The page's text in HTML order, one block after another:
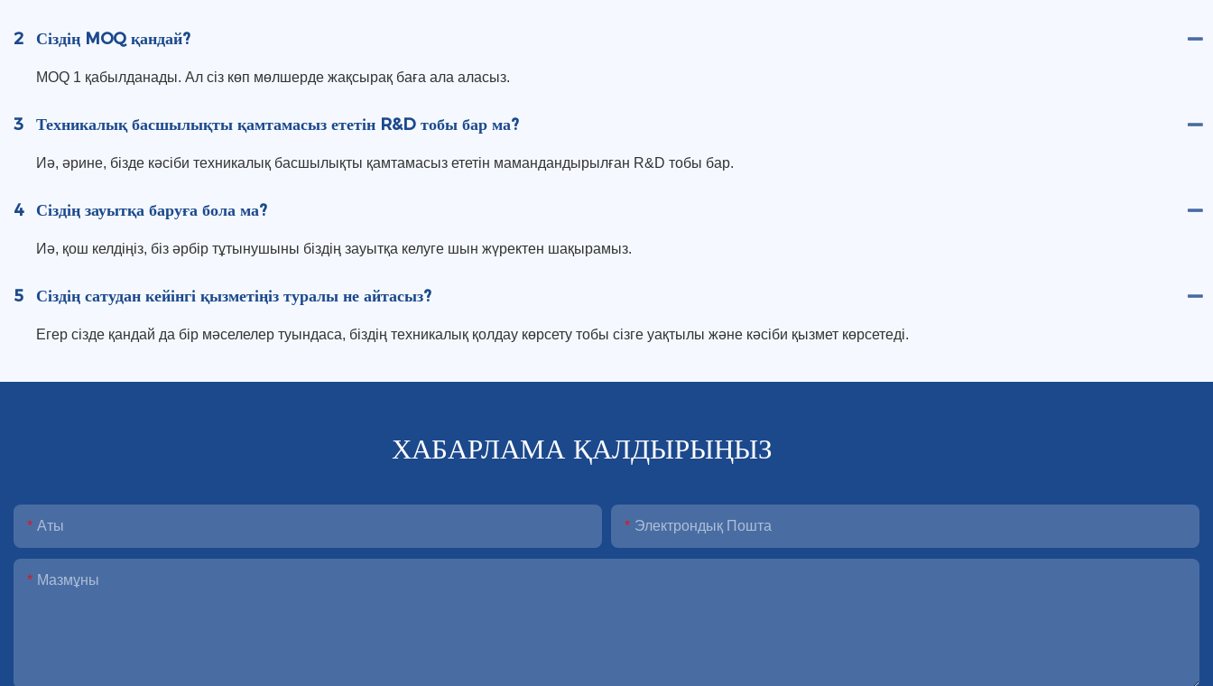
2 Сіздің MOQ қандай?
MOQ 1 қабылданады. Ал сіз көп мөлшерде жақсырақ баға ала аласыз.
3 Техникалық басшылықты қамтамасыз ететін R&D тобы бар ма?
Иә, әрине, бізде кәсіби техникалық басшылықты қамтамасыз ететін мамандандырылған R&D тобы бар.
4 Сіздің зауытқа баруға бола ма?
Иә, қош келдіңіз, біз әрбір тұтынушыны біздің зауытқа келуге шын жүректен шақырамыз.
5 Сіздің сатудан кейінгі қызметіңіз туралы не айтасыз?
Егер сізде қандай да бір мәселелер туындаса, біздің техникалық қолдау көрсету тобы сізге уақтылы және кәсіби қызмет көрсетеді.
ХАБАРЛАМА ҚАЛДЫРЫҢЫЗ
Аты Электрондық Пошта
Мазмұны